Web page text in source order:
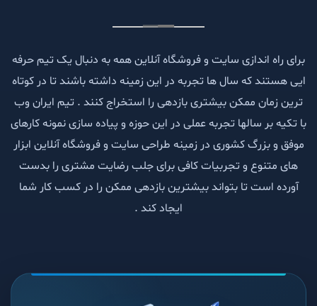
برای راه اندازی سایت و فروشگاه آنلاین همه به دنبال یک تیم حرفه
ایی هستند که سال ها تجربه در این زمینه داشته باشند تا در کوتاه
ترین زمان ممکن بیشتری بازدهی را استخراج کنند . تیم ایران وب
با تکیه بر سالها تجربه عملی در این حوزه و پیاده سازی نمونه کارهای
موفق و بزرگ کشوری در زمینه طراحی سایت و فروشگاه آنلاین ابزار
های متنوع و تجربیات کافی برای جلب رضایت مشتری را بدست
آورده است تا بتواند بیشترین بازدهی ممکن را در کسب کار شما
ایجاد کند .